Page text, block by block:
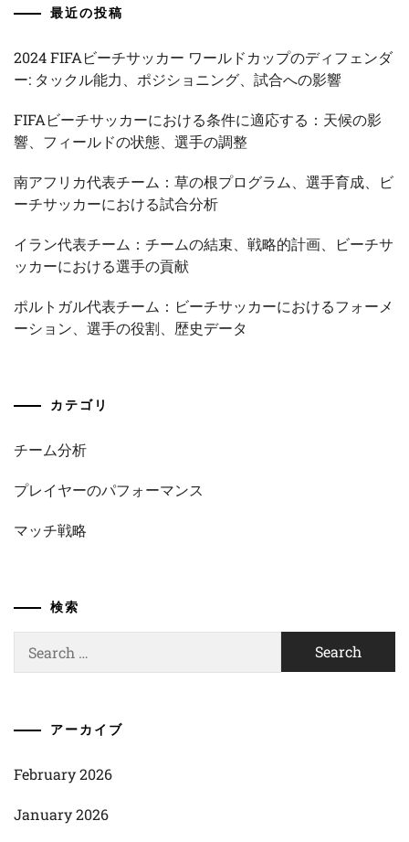
最近の投稿
2024 FIFAビーチサッカー ワールドカップのディフェンダ
ー: タックル能力、ポジショニング、試合への影響
FIFAビーチサッカーにおける条件に適応する：天候の影
響、フィールドの状態、選手の調整
南アフリカ代表チーム：草の根プログラム、選手育成、ビ
ーチサッカーにおける試合分析
イラン代表チーム：チームの結束、戦略的計画、ビーチサ
ッカーにおける選手の貢献
ポルトガル代表チーム：ビーチサッカーにおけるフォーメ
ーション、選手の役割、歴史データ
カテゴリ
チーム分析
プレイヤーのパフォーマンス
マッチ戦略
検索
for:
アーカイブ
February 2026
January 2026